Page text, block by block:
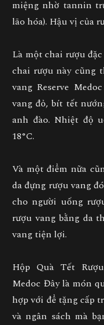
miệng nhờ tannin
lão hóa). Hậu vị của
Là một chai rượu
chai rượu này cũng
vang Reserve
vang đỏ, bít tết
anh đào. Nhiệt độ
18°C.
Và một điểm nữa
da đựng rượu vang
cho người uống
rượu vang bằng da
vangtiện lợi.
Hộp Quà Tết
Medoc Đây là món
hợp với để tặng cấp
và ngân sách mà